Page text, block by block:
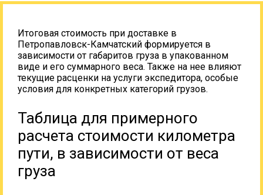
Итоговая стоимость при доставке в
Петропавловск-Камчатский формируется в
зависимости от габаритов груза в упакованном
виде и его суммарного веса. Также на нее влияют
текущие расценки на услуги экспедитора, особые
условия для конкретных категорий грузов.
Таблица для примерного
расчета стоимости километра
пути, в зависимости от веса
груза